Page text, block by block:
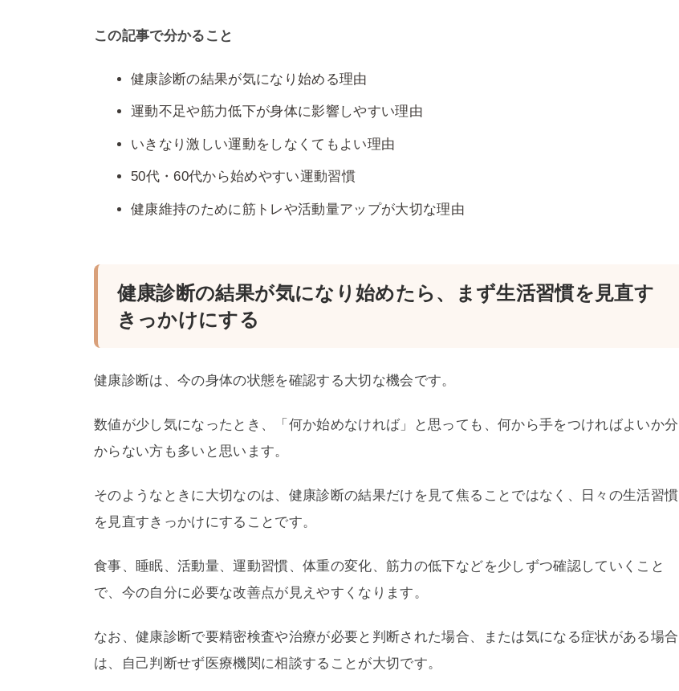
この記事で分かること
健康診断の結果が気になり始める理由
運動不足や筋力低下が身体に影響しやすい理由
いきなり激しい運動をしなくてもよい理由
50代・60代から始めやすい運動習慣
健康維持のために筋トレや活動量アップが大切な理由
健康診断の結果が気になり始めたら、まず生活習慣を見直す
きっかけにする
健康診断は、今の身体の状態を確認する大切な機会です。
数値が少し気になったとき、「何か始めなければ」と思っても、何から手をつければよいか分
からない方も多いと思います。
そのようなときに大切なのは、健康診断の結果だけを見て焦ることではなく、日々の生活習慣
を見直すきっかけにすることです。
食事、睡眠、活動量、運動習慣、体重の変化、筋力の低下などを少しずつ確認していくこと
で、今の自分に必要な改善点が見えやすくなります。
なお、健康診断で要精密検査や治療が必要と判断された場合、または気になる症状がある場合
は、自己判断せず医療機関に相談することが大切です。